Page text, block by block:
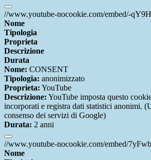
//www.youtube-nocookie.com/embed/-
Nome
Tipologia
Proprieta
Descrizione
Durata
Nome: CONSENT
Tipologia: anonimizzato
Proprieta: YouTube
Descrizione: YouTube imposta questo
incorporati e registra dati statistici anonimi.
consenso dei servizi di Google)
Durata: 2 anni
//www.youtube-nocookie.com/embed/
Nome